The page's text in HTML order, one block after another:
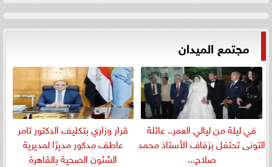
مجتمع الميدان
في ليلة من ليالي العمر.. عائلة
التونى تحتفل بزفاف الأستاذ محمد
صلاح...
قرار وزاري بتكليف الدكتور تامر
عاطف مدكور مديرًا لمديرية
الشئون الصحية بالقاهرة